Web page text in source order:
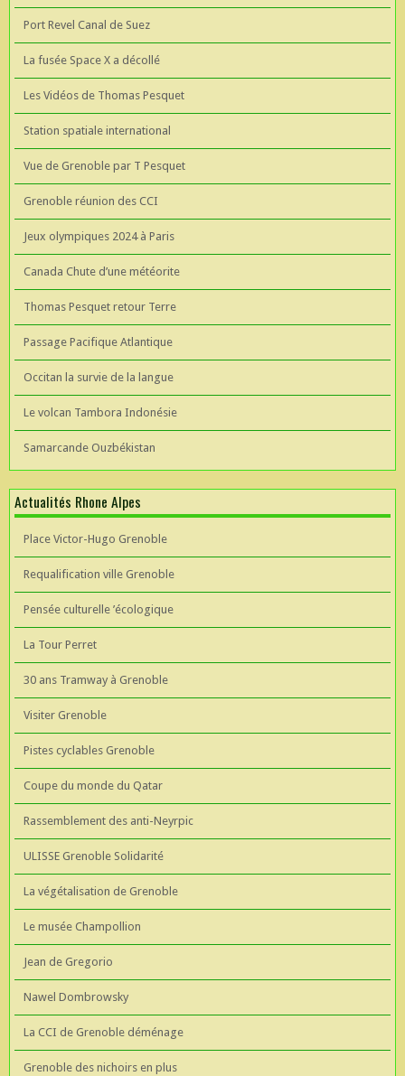
Port Revel Canal de Suez
La fusée Space X a décollé
Les Vidéos de Thomas Pesquet
Station spatiale international
Vue de Grenoble par T Pesquet
Grenoble réunion des CCI
Jeux olympiques 2024 à Paris
Canada Chute d’une météorite
Thomas Pesquet retour Terre
Passage Pacifique Atlantique
Occitan la survie de la langue
Le volcan Tambora Indonésie
Samarcande Ouzbékistan
Actualités Rhone Alpes
Place Victor-Hugo Grenoble
Requalification ville Grenoble
Pensée culturelle ’écologique
La Tour Perret
30 ans Tramway à Grenoble
Visiter Grenoble
Pistes cyclables Grenoble
Coupe du monde du Qatar
Rassemblement des anti-Neyrpic
ULISSE Grenoble Solidarité
La végétalisation de Grenoble
Le musée Champollion
Jean de Gregorio
Nawel Dombrowsky
La CCI de Grenoble déménage
Grenoble des nichoirs en plus